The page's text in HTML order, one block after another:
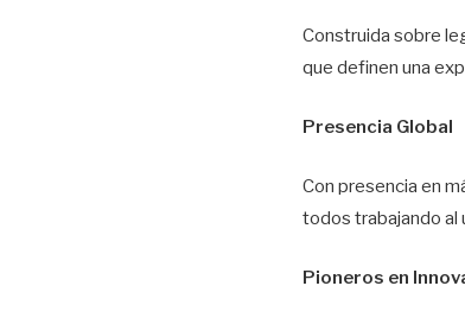
Construida sobre
que definen una
Presencia Global
Con presencia en
todos trabajando al
Pioneros en